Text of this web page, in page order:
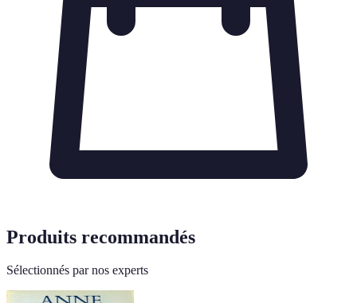
Produits recommandés
Sélectionnés par nos experts